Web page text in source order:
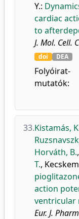
Y.:
cardiac
to
J. Mol. Cell.
doi DEA
Folyóirat-
mutatók:
33.Kistamás,
Horváth, B.,
T.,
action
ventricular
Eur. J.